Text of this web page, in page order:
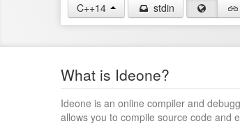
C++14 stdin
What is Ideone?
Ideone is an online compiler and
allows you to compile source code and